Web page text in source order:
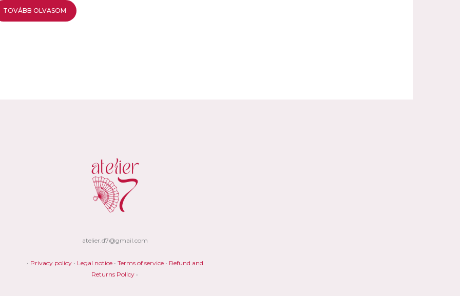
TOVÁBB OLVASOM
atelier.d7@gmail.com
• Privacy policy• Legal notice• Terms of service• Refund and
Returns Policy •